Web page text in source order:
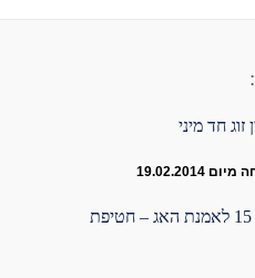
זוג חד מיני
פסק דין בנושא סעיף 15 לאמנת האג – חטיפת